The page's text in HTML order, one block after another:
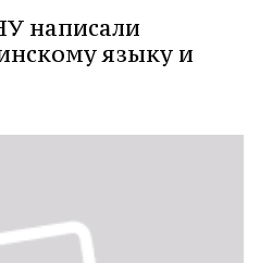
написали
языку и